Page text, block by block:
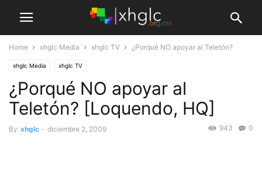
Home xhglc Media xhglc TV ¿Porqué NO apoyar al Teletón?
xhglc Media xhglc TV
¿Porqué NO apoyar al
Teletón? [Loquendo, HQ]
By xhglc - diciembre 2, 2009 0
943